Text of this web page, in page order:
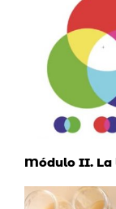
Módulo II. La